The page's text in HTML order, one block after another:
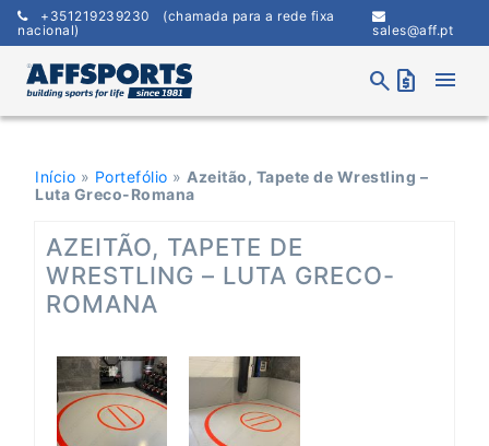
Skip
content
+351219239230 (chamada para a rede fixa
nacional)
sales@aff.pt
search request_quote menu
Início » Portefólio » Azeitão, Tapete de Wrestling –
Luta Greco-Romana
AZEITÃO, TAPETE DE
WRESTLING – LUTA GRECO-
ROMANA